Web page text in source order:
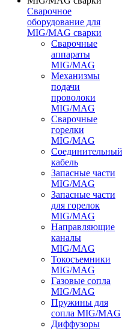
Сварочное
оборудование для
MIG/MAG сварки
Сварочные
аппараты
MIG/MAG
Механизмы
подачи
проволоки
MIG/MAG
Сварочные
горелки
MIG/MAG
Соединительный
кабель
Запасные части
MIG/MAG
Запасные части
для горелок
MIG/MAG
Направляющие
каналы
MIG/MAG
Токосъемники
MIG/MAG
Газовые сопла
MIG/MAG
Пружины для
сопла MIG/MAG
Диффузоры